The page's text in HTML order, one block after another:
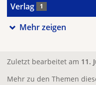
Verlag 1
Mehr zeigen
Zuletzt bearbeitet am 11.
Mehr zu den Themen